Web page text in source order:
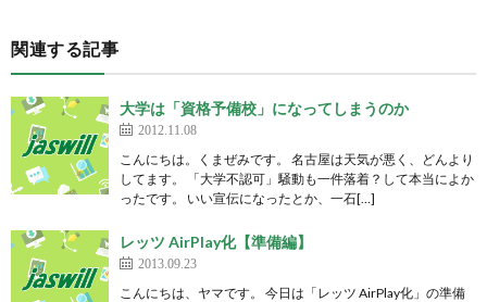
関連する記事
大学は「資格予備校」になってしまうのか
2012.11.08
こんにちは。くまぜみです。 名古屋は天気が悪く、どんより
してます。 「大学不認可」騒動も一件落着？して本当によか
ったです。 いい宣伝になったとか、一石[…]
レッツ AirPlay化【準備編】
2013.09.23
こんにちは、ヤマです。 今日は「レッツ AirPlay化」の準備